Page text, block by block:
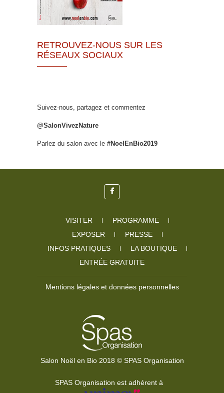
RETROUVEZ-NOUS SUR LES
RÉSEAUX SOCIAUX
Suivez-nous, partagez et commentez
@SalonVivezNature
Parlez du salon avec le #NoelEnBio2019
VISITER
PROGRAMME
EXPOSER
PRESSE
INFOS PRATIQUES
LA BOUTIQUE
ENTRÉE GRATUITE
Mentions légales et données personnelles
Salon Noël en Bio 2018 © SPAS Organisation
SPAS Organisation est adhérent à